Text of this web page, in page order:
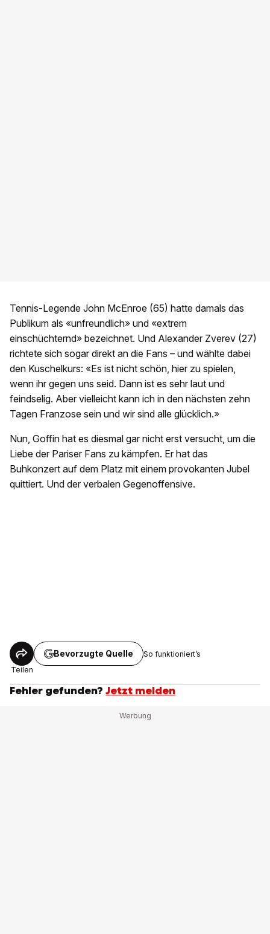
Tennis-Legende John McEnroe (65) hatte damals das
Publikum als «unfreundlich» und «extrem
einschüchternd» bezeichnet. Und Alexander Zverev (27)
richtete sich sogar direkt an die Fans – und wählte dabei
den Kuschelkurs: «Es ist nicht schön, hier zu spielen,
wenn ihr gegen uns seid. Dann ist es sehr laut und
feindselig. Aber vielleicht kann ich in den nächsten zehn
Tagen Franzose sein und wir sind alle glücklich.»
Nun, Goffin hat es diesmal gar nicht erst versucht, um die
Liebe der Pariser Fans zu kämpfen. Er hat das
Buhkonzert auf dem Platz mit einem provokanten Jubel
quittiert. Und der verbalen Gegenoffensive.
Teilen
Bevorzugte Quelle So funktioniert’s
Fehler gefunden? Jetzt melden